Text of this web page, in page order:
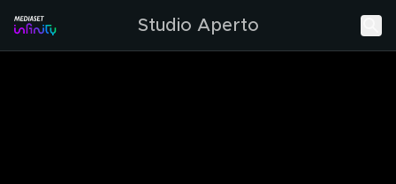
Studio Aperto